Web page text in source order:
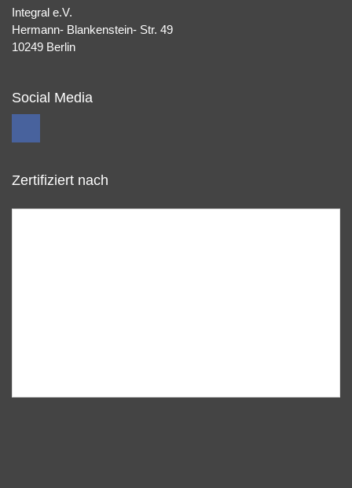
Integral e.V.
Hermann- Blankenstein- Str. 49
10249 Berlin
Social Media
Zertifiziert nach